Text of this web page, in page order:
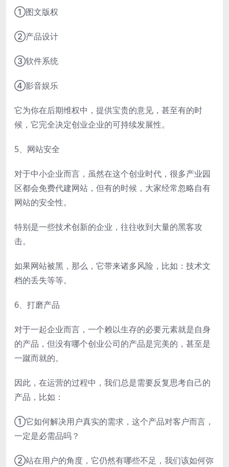
①图文版权
②产品设计
③软件系统
④影音娱乐
它为你在后期维权中，提供宝贵的意见，甚至有的时
候，它完全决定创业企业的可持续发展性。
5、网站安全
对于中小企业而言，虽然在这个创业时代，很多产业园
区都会免费代建网站，但有的时候，大家经常忽略自有
网站的安全性。
特别是一些技术创新的企业，往往收到大量的黑客攻
击。
如果网站被黑，那么，它带来诸多风险，比如：技术文
档的丢失等等。
6、打磨产品
对于一起企业而言，一个赖以生存的必要元素就是自身
的产品，但没有哪个创业公司的产品是完美的，甚至是
一蹴而就的。
因此，在运营的过程中，我们总是需要反复思考自己的
产品，比如：
①它如何解决用户真实的需求，这个产品对客户而言，
一定是必需品吗？
②站在用户的角度，它仍然有哪些不足，我们该如何弥